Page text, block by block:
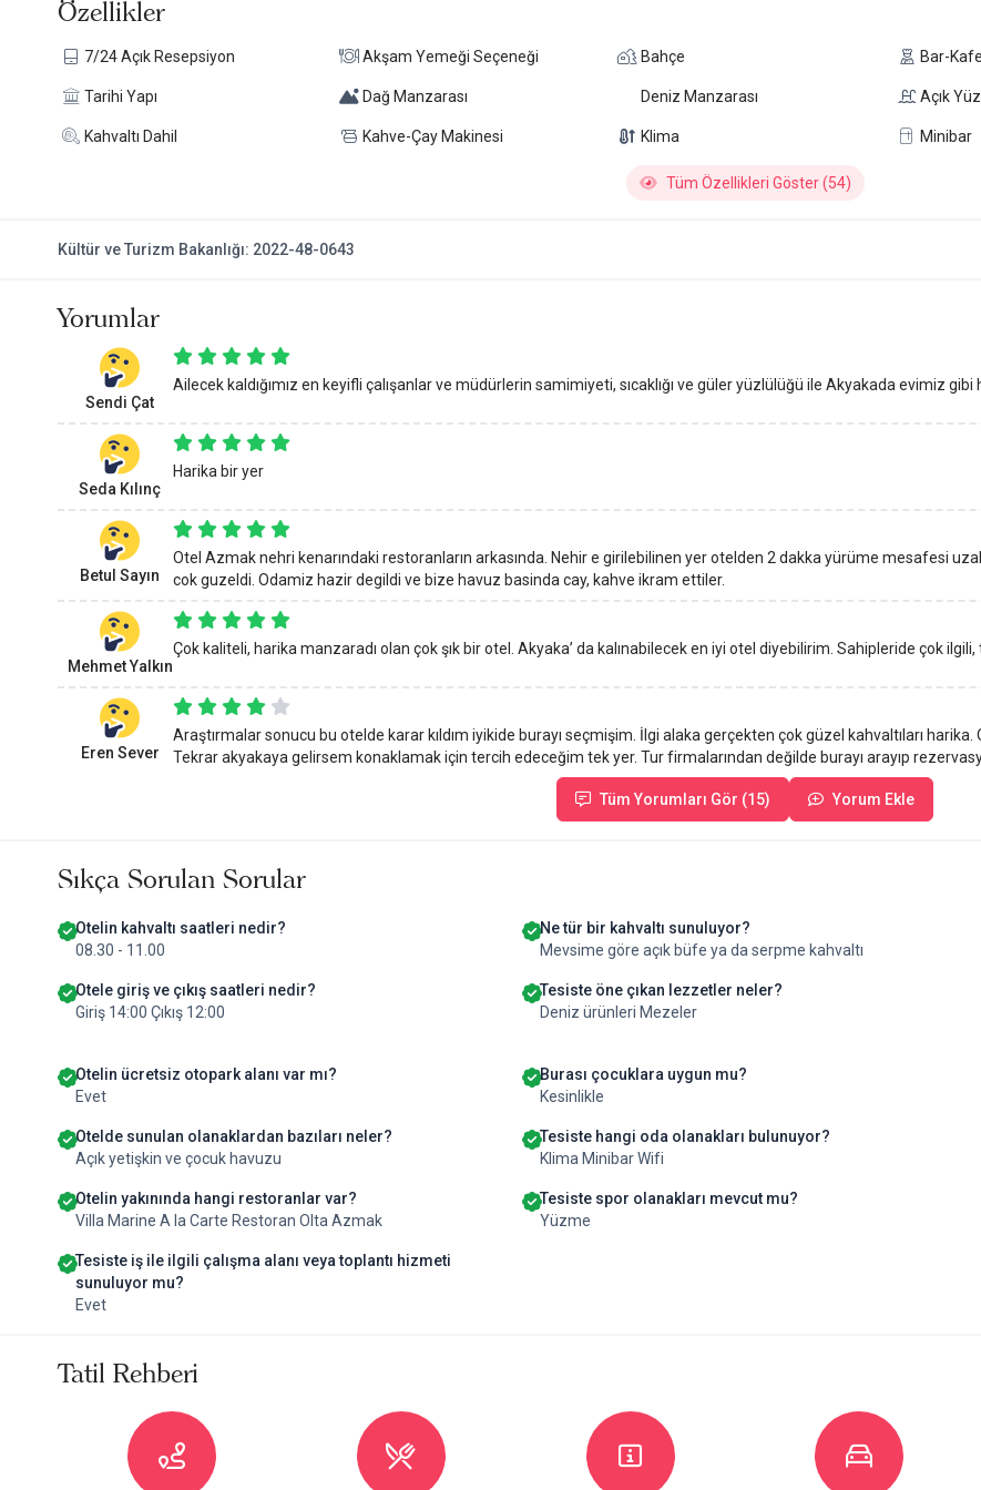
Özellikler
7/24 Açık Resepsiyon Akşam Yemeği Seçeneği Bahçe Bar-Kafe
Tarihi Yapı Dağ Manzarası Deniz Manzarası Açık
Kahvaltı Dahil Kahve-Çay Makinesi Klima Minibar
Tüm Özellikleri Göster (54)
Kültür ve Turizm Bakanlığı: 2022-48-0643
Yorumlar
Sendi Çat
Ailecek kaldığımız en keyifli çalışanlar ve müdürlerin samimiyeti, sıcaklığı ve güler yüzlülüğü ile Akyakada evimiz
Seda Kılınç
Harika bir yer
Betul Sayın
Otel Azmak nehri kenarındaki restoranların arkasında. Nehir e girilebilinen yer otelden 2 dakka yürüme mesafesi
cok guzeldi. Odamiz hazir degildi ve bize havuz basinda cay, kahve ikram ettiler.
Mehmet Yalkın
Çok kaliteli, harika manzaradı olan çok şık bir otel. Akyaka’ da kalınabilecek en iyi otel diyebilirim. Sahipleride çok
Eren Sever
Araştırmalar sonucu bu otelde karar kıldım iyikide burayı seçmişim. İlgi alaka gerçekten çok güzel kahvaltıları
Tekrar akyakaya gelirsem konaklamak için tercih edeceğim tek yer. Tur firmalarından değilde burayı arayıp
Tüm Yorumları Gör (15) Yorum Ekle
Sıkça Sorulan Sorular
Otelin kahvaltı saatleri nedir?
08.30 - 11.00
Ne tür bir kahvaltı sunuluyor?
Mevsime göre açık büfe ya da serpme kahvaltı
Otele giriş ve çıkış saatleri nedir?
Giriş 14:00 Çıkış 12:00
Tesiste öne çıkan lezzetler neler?
Deniz ürünleri Mezeler
Otelin ücretsiz otopark alanı var mı?
Evet
Burası çocuklara uygun mu?
Kesinlikle
Otelde sunulan olanaklardan bazıları neler?
Açık yetişkin ve çocuk havuzu
Tesiste hangi oda olanakları bulunuyor?
Klima Minibar Wifi
Otelin yakınında hangi restoranlar var?
Villa Marine A la Carte Restoran Olta Azmak
Tesiste spor olanakları mevcut mu?
Yüzme
Tesiste iş ile ilgili çalışma alanı veya toplantı hizmeti
sunuluyor mu?
Evet
Tatil Rehberi